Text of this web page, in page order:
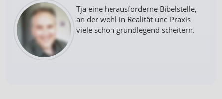
Tja eine herausforderne Bibelstelle,
an der wohl in Realität und Praxis
viele schon grundlegend scheitern.